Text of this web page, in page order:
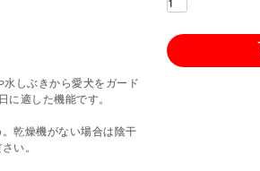
しぶきから愛犬をガード
適した機能です。
乾燥機がない場合は陰干
い。